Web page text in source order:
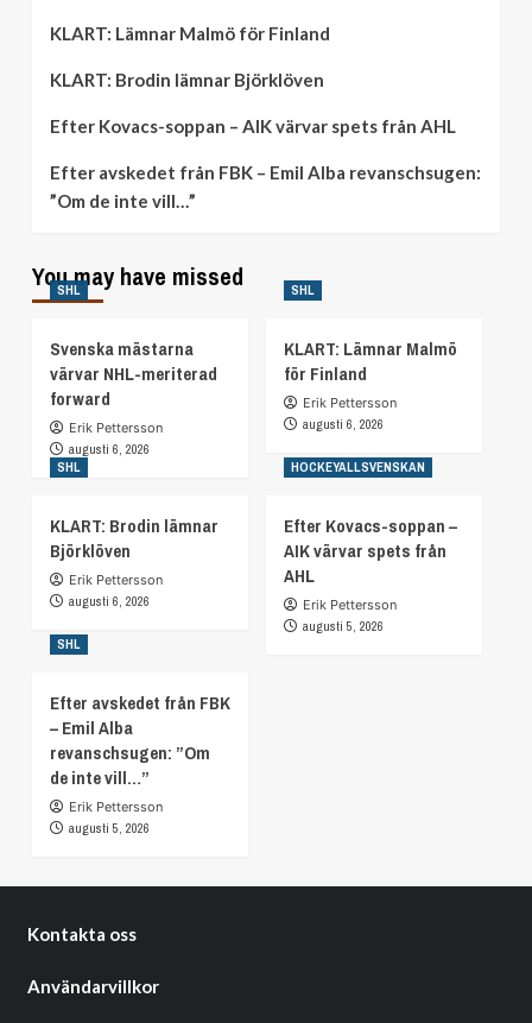
KLART: Lämnar Malmö för Finland
KLART: Brodin lämnar Björklöven
Efter Kovacs-soppan – AIK värvar spets från AHL
Efter avskedet från FBK – Emil Alba revanschsugen:
”Om de inte vill…”
You may have missed
SHL
Svenska mästarna
värvar NHL-meriterad
forward
Erik Pettersson
augusti 6, 2026
SHL
KLART: Lämnar Malmö
för Finland
Erik Pettersson
augusti 6, 2026
SHL
KLART: Brodin lämnar
Björklöven
Erik Pettersson
augusti 6, 2026
HOCKEYALLSVENSKAN
Efter Kovacs-soppan –
AIK värvar spets från
AHL
Erik Pettersson
augusti 5, 2026
SHL
Efter avskedet från FBK
– Emil Alba
revanschsugen: ”Om
de inte vill…”
Erik Pettersson
augusti 5, 2026
Kontakta oss
Användarvillkor